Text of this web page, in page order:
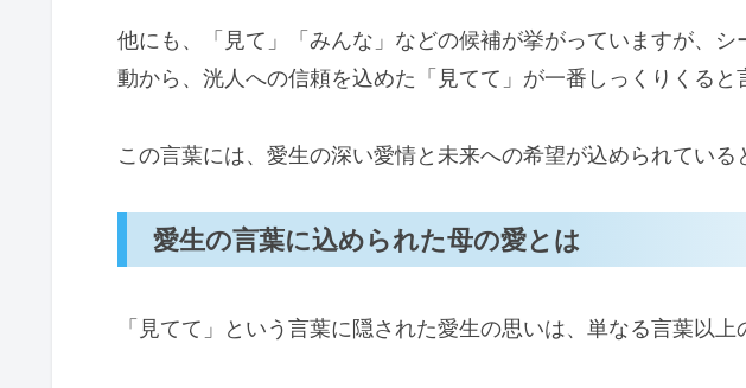
他にも、「見て」「みんな」などの候補が挙がっていますが、
動から、洸人への信頼を込めた「見てて」が一番しっくりくると
この言葉には、愛生の深い愛情と未来への希望が込められている
愛生の言葉に込められた母の愛とは
「見てて」という言葉に隠された愛生の思いは、単なる言葉以上